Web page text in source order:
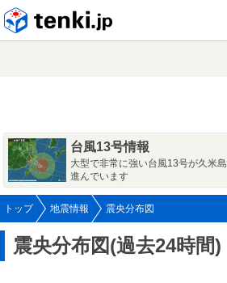
台風13号情報
大型で非常に強い台風13号が久米
進んでいます
トップ 地震情報 震央分布図
震央分布図(過去24時間)